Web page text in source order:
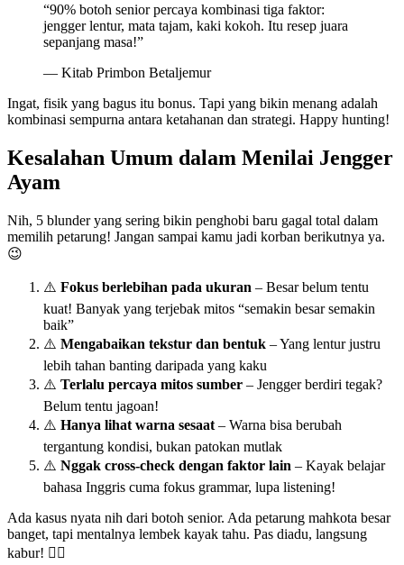
“90% botoh senior percaya kombinasi tiga faktor:
jengger lentur, mata tajam, kaki kokoh. Itu resep juara
sepanjang masa!”
— Kitab Primbon Betaljemur
Ingat, fisik yang bagus itu bonus. Tapi yang bikin menang adalah
kombinasi sempurna antara ketahanan dan strategi. Happy hunting!
Kesalahan Umum dalam Menilai Jengger
Ayam
Nih, 5 blunder yang sering bikin penghobi baru gagal total dalam
memilih petarung! Jangan sampai kamu jadi korban berikutnya ya.
😉
⚠️ Fokus berlebihan pada ukuran – Besar belum tentu
kuat! Banyak yang terjebak mitos “semakin besar semakin
baik”
⚠️ Mengabaikan tekstur dan bentuk – Yang lentur justru
lebih tahan banting daripada yang kaku
⚠️ Terlalu percaya mitos sumber – Jengger berdiri tegak?
Belum tentu jagoan!
⚠️ Hanya lihat warna sesaat – Warna bisa berubah
tergantung kondisi, bukan patokan mutlak
⚠️ Nggak cross-check dengan faktor lain – Kayak belajar
bahasa Inggris cuma fokus grammar, lupa listening!
Ada kasus nyata nih dari botoh senior. Ada petarung mahkota besar
banget, tapi mentalnya lembek kayak tahu. Pas diadu, langsung
kabur! 🤦‍♂️